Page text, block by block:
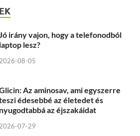
irány vajon, hogy a telefonodból
laptop lesz?
2026-08-05
Az aminosav, ami egyszerre
édesebbé az életedet és
nyugodtabbá az éjszakáidat
2026-07-29